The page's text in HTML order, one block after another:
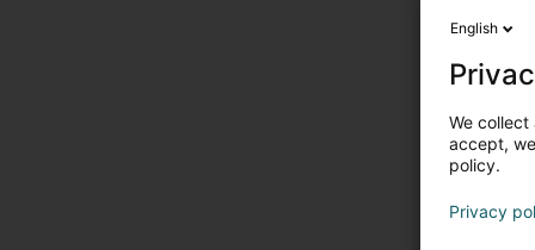
English
We
accept,
policy.
Privacy